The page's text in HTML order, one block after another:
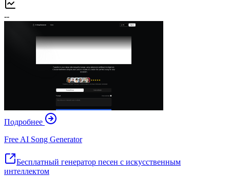
--
Подробнее
Free AI Song Generator
Бесплатный генератор песен с искусственным
интеллектом